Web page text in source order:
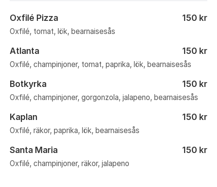
Oxfilé Pizza 150 kr
Oxfilé, tomat, lök, bearnaisesås
Atlanta 150 kr
Oxfilé, champinjoner, tomat, paprika, lök, bearnaisesås
Botkyrka 150 kr
Oxfilé, champinjoner, gorgonzola, jalapeno, bearnaisesås
Kaplan 150 kr
Oxfilé, räkor, paprika, lök, bearnaisesås
Santa Maria 150 kr
Oxfilé, champinjoner, räkor, jalapeno